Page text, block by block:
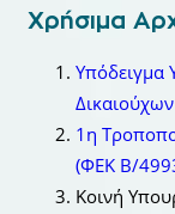
Χρήσιμα
Υπόδειγμα
Δικαιούχων
1η
(ΦΕΚ Β/
Κοινή